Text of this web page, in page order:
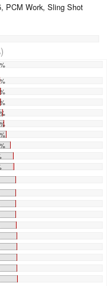
PCM Work, Sling Shot